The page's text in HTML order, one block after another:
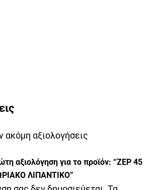
ακόμη αξιολογήσεις
αξιολόγηση για το προϊόν: “ZEP 45
ΛΙΠΑΝΤΙΚΟ”